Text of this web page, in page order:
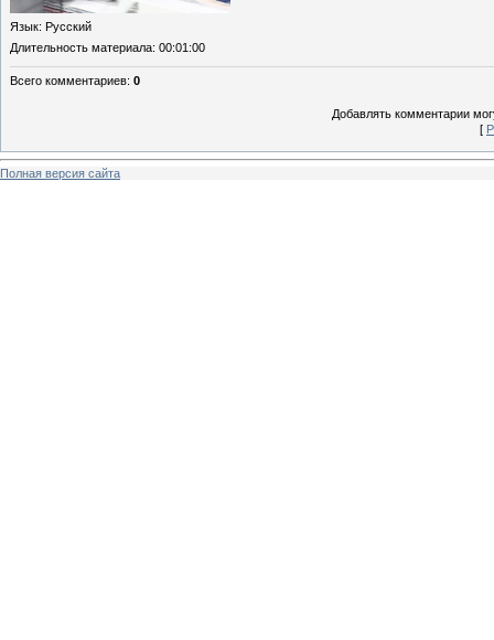
Язык: Русский
Длительность материала: 00:01:00
Всего комментариев: 0
Добавлять комментарии
[
Полная версия сайта